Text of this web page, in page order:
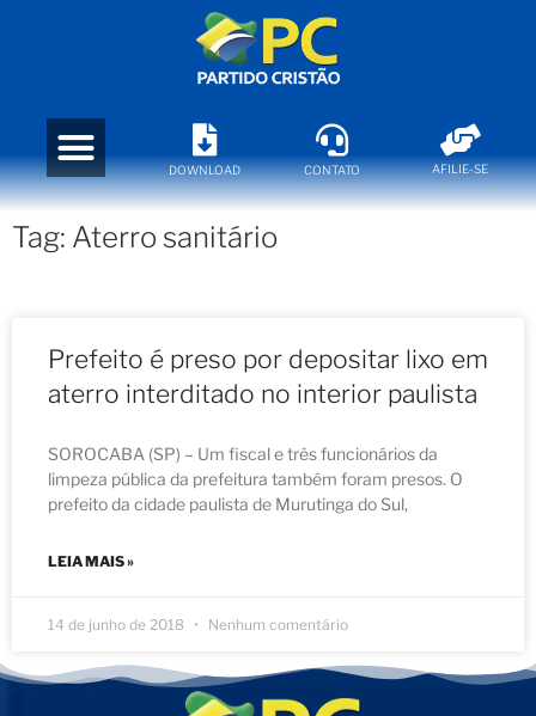
DOWNLOAD CONTATO AFILIE-SE
Tag: Aterro sanitário
Prefeito é preso por depositar lixo em
aterro interditado no interior paulista
SOROCABA (SP) – Um fiscal e três funcionários da
limpeza pública da prefeitura também foram presos. O
prefeito da cidade paulista de Murutinga do Sul,
LEIA MAIS »
14 de junho de 2018 Nenhum comentário